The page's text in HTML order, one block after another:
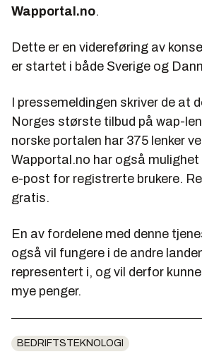
Wapportal.no.
Dette er en videreføring av
er startet i både Sverige og
I pressemeldingen skriver de at
Norges største tilbud på wap-
norske portalen har 375 lenker
Wapportal.no har også mulighet
e-post for registrerte brukere.
gratis.
En av fordelene med denne
også vil fungere i de andre
representert i, og vil derfor
mye penger.
BEDRIFTSTEKNOLOGI